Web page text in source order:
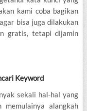
kami coba bagikan
bisa juga dilakukan
gratis, tetapi dijamin
Keyword
sekali hal-hal yang
memulainya alangkah